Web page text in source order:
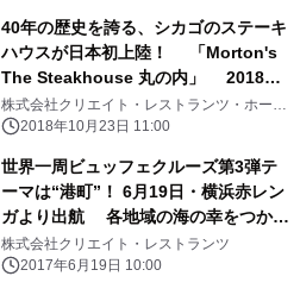
40年の歴史を誇る、シカゴのステーキ
ハウスが日本初上陸！ 「Morton's
The Steakhouse 丸の内」 2018年
11月8日(木)丸の内二重橋ビル内商業
ゾーン 「二重橋スクエア」にグランド
株式会社クリエイト・レストランツ・ホール
ディングス
2018年10月23日 11:00
世界一周ビュッフェクルーズ第3弾テ
ーマは“港町”！ 6月19日・横浜赤レン
ガより出航 各地域の海の幸をつかっ
た郷土料理を贅沢に堪能
株式会社クリエイト・レストランツ
2017年6月19日 10:00